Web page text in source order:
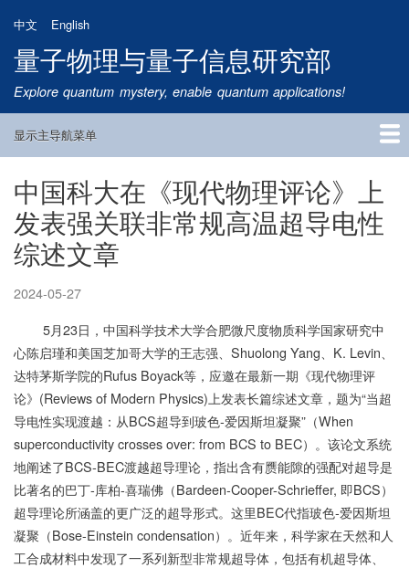
到
主
要
内
中文 English
量子物理与量子信息研究部
Explore quantum mystery, enable quantum applications!
Main
显示主导航菜单
首页
研究方向
量子卫星
团队成员
新闻动态
研究进展
学术报告
论文发表
公告通知
招生信息
相关链接
中国科大在《现代物理评论》上
发表强关联非常规高温超导电性
综述文章
2024-05-27
5月23日，中国科学技术大学合肥微尺度物质科学国家研究中
心陈启瑾和美国芝加哥大学的王志强、Shuolong Yang、K. Levin、
达特茅斯学院的Rufus Boyack等，应邀在最新一期《现代物理评
论》(Reviews of Modern Physics)上发表长篇综述文章，题为“当超
导电性实现渡越：从BCS超导到玻色-爱因斯坦凝聚”（When
superconductivity crosses over: from BCS to BEC）。该论文系统
地阐述了BCS-BEC渡越超导理论，指出含有赝能隙的强配对超导是
比著名的巴丁-库柏-喜瑞佛（Bardeen-Cooper-Schrieffer, 即BCS）
超导理论所涵盖的更广泛的超导形式。这里BEC代指玻色-爱因斯坦
凝聚（Bose-Einstein condensation）。近年来，科学家在天然和人
工合成材料中发现了一系列新型非常规超导体，包括有机超导体、